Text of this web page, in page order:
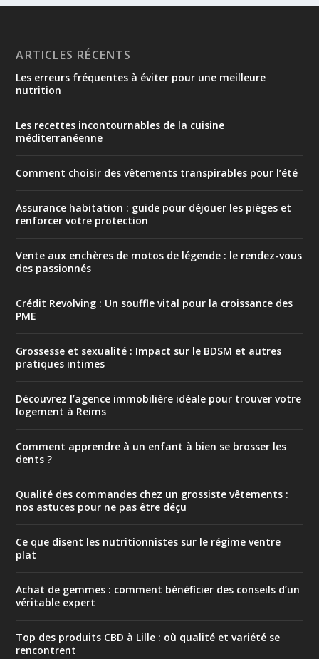
ARTICLES RÉCENTS
Les erreurs fréquentes à éviter pour une meilleure
nutrition
Les recettes incontournables de la cuisine
méditerranéenne
Comment choisir des vêtements transpirables pour l’été
Assurance habitation : guide pour déjouer les pièges et
renforcer votre protection
Vente aux enchères de motos de légende : le rendez-vous
des passionnés
Crédit Revolving : Un souffle vital pour la croissance des
PME
Grossesse et sexualité : Impact sur le BDSM et autres
pratiques intimes
Découvrez l’agence immobilière idéale pour trouver votre
logement à Reims
Comment apprendre à un enfant à bien se brosser les
dents ?
Qualité des commandes chez un grossiste vêtements :
nos astuces pour ne pas être déçu
Ce que disent les nutritionnistes sur le régime ventre
plat
Achat de gemmes : comment bénéficier des conseils d’un
véritable expert
Top des produits CBD à Lille : où qualité et variété se
rencontrent